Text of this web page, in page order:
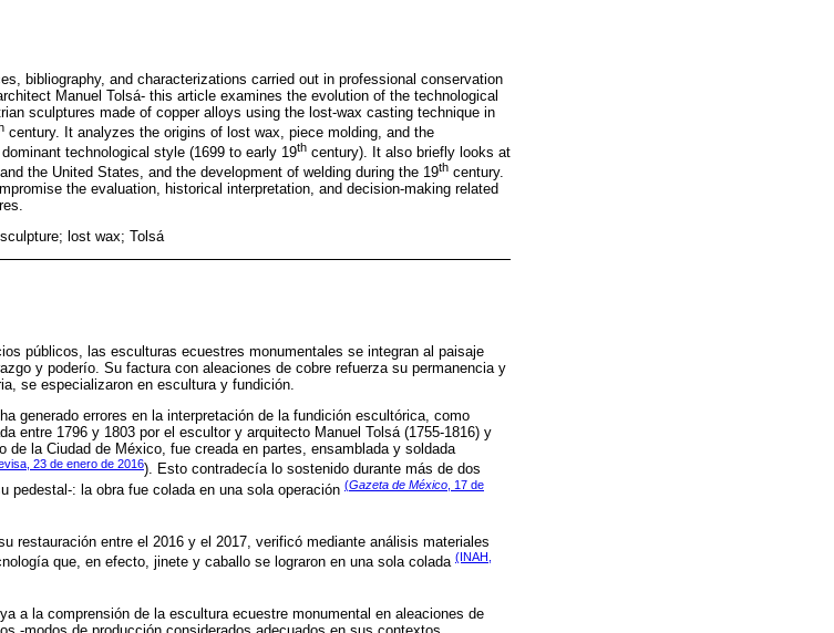
bibliography, and characterizations carried out in professional conservation
Manuel Tolsá- this article examines the evolution of the technological
sculptures made of copper alloys using the lost-wax casting technique in
century. It analyzes the origins of lost wax, piece molding, and the
technological style (1699 to early 19th century). It also briefly looks at
the United States, and the development of welding during the 19th century.
the evaluation, historical interpretation, and decision-making related
lost wax; Tolsá
públicos, las esculturas ecuestres monumentales se integran al paisaje
y poderío. Su factura con aleaciones de cobre refuerza su permanencia y
se especializaron en escultura y fundición.
generado errores en la interpretación de la fundición escultórica, como
entre 1796 y 1803 por el escultor y arquitecto Manuel Tolsá (1755-1816) y
de la Ciudad de México, fue creada en partes, ensamblada y soldada
23 de enero de 2016). Esto contradecía lo sostenido durante más de dos
pedestal-: la obra fue colada en una sola operación (Gazeta de México , 17 de
restauración entre el 2016 y el 2017, verificó mediante análisis materiales
que, en efecto, jinete y caballo se lograron en una sola colada (INAH,
a la comprensión de la escultura ecuestre monumental en aleaciones de